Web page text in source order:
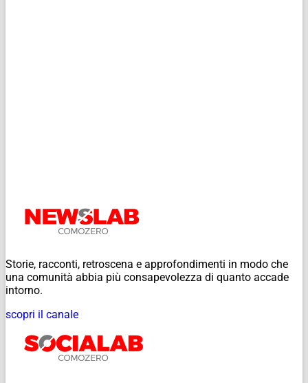
Storie, racconti, retroscena e approfondimenti in modo che
una comunità abbia più consapevolezza di quanto accade
intorno.
scopri il canale